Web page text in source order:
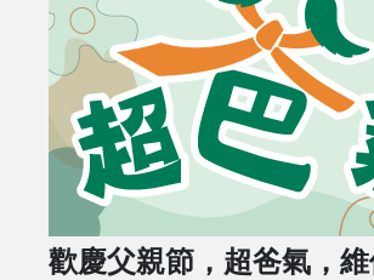
歡慶父親節，超爸氣，